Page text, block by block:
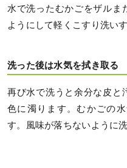
水で洗ったむかごをザルま
ようにして軽くこすり洗い
洗った後は水気を拭き取る
再び水で洗うと余分な皮と
色に濁ります。むかごの
す。風味が落ちないように